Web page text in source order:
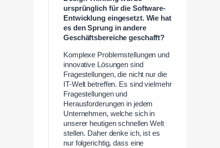
ursprünglich für die Software-
Entwicklung eingesetzt. Wie hat
es den Sprung in andere
Geschäftsbereiche geschafft?
Komplexe Problemstellungen und
innovative Lösungen sind
Fragestellungen, die nicht nur die
IT-Welt betreffen. Es sind vielmehr
Fragestellungen und
Herausforderungen in jedem
Unternehmen, welche sich in
unserer heutigen schnellen Welt
stellen. Daher denke ich, ist es
nur folgerichtig, dass eine